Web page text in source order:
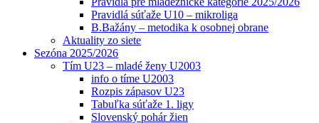
Pravidlá súťaže U10 – mikroliga
B.Bažány – metodika k osobnej obrane
Aktuality zo siete
Sezóna 2025/2026
Tím U23 – mladé ženy U2003
info o tíme U2003
Rozpis zápasov U23
Tabuľka súťaže 1. ligy
Slovenský pohár žien